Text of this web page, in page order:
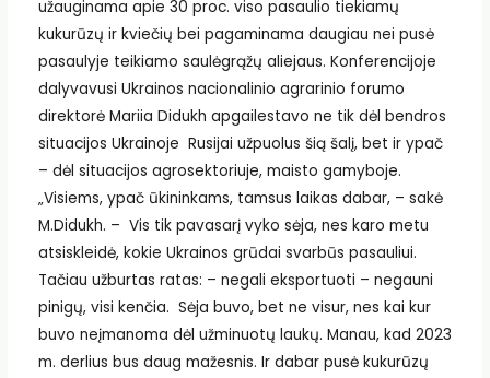
užauginama apie 30 proc. viso pasaulio tiekiamų
kukurūzų ir kviečių bei pagaminama daugiau nei pusė
pasaulyje teikiamo saulėgrąžų aliejaus. Konferencijoje
dalyvavusi Ukrainos nacionalinio agrarinio forumo
direktorė Mariia Didukh apgailestavo ne tik dėl bendros
situacijos Ukrainoje Rusijai užpuolus šią šalį, bet ir ypač
– dėl situacijos agrosektoriuje, maisto gamyboje.
„Visiems, ypač ūkininkams, tamsus laikas dabar, – sakė
M.Didukh. – Vis tik pavasarį vyko sėja, nes karo metu
atsiskleidė, kokie Ukrainos grūdai svarbūs pasauliui.
Tačiau užburtas ratas: – negali eksportuoti – negauni
pinigų, visi kenčia. Sėja buvo, bet ne visur, nes kai kur
buvo neįmanoma dėl užminuotų laukų. Manau, kad 2023
m. derlius bus daug mažesnis. Ir dabar pusė kukurūzų